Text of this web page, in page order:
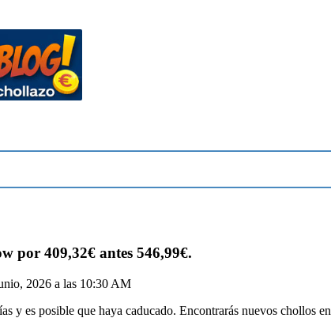
por 409,32€ antes 546,99€.
2026 a las 10:30 AM
y es posible que haya caducado. Encontrarás nuevos chollos en